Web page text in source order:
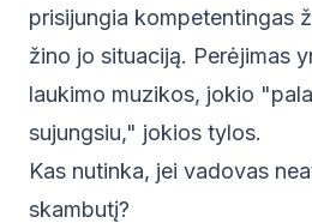
prisijungia kompetentingas
žino jo situaciją. Perėjimas
laukimo muzikos, jokio
sujungsiu," jokios tylos.
Kas nutinka, jei vadovas
skambutį?